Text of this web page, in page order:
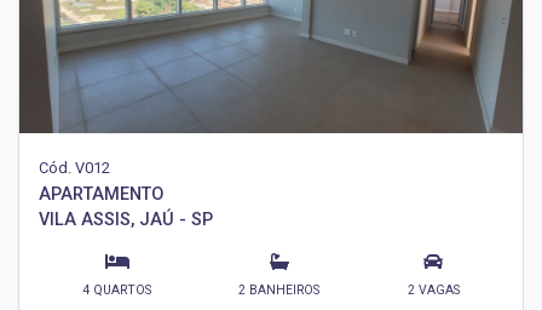
Cód. V012
APARTAMENTO
VILA ASSIS, JAÚ - SP
4 QUARTOS 2 BANHEIROS 2 VAGAS